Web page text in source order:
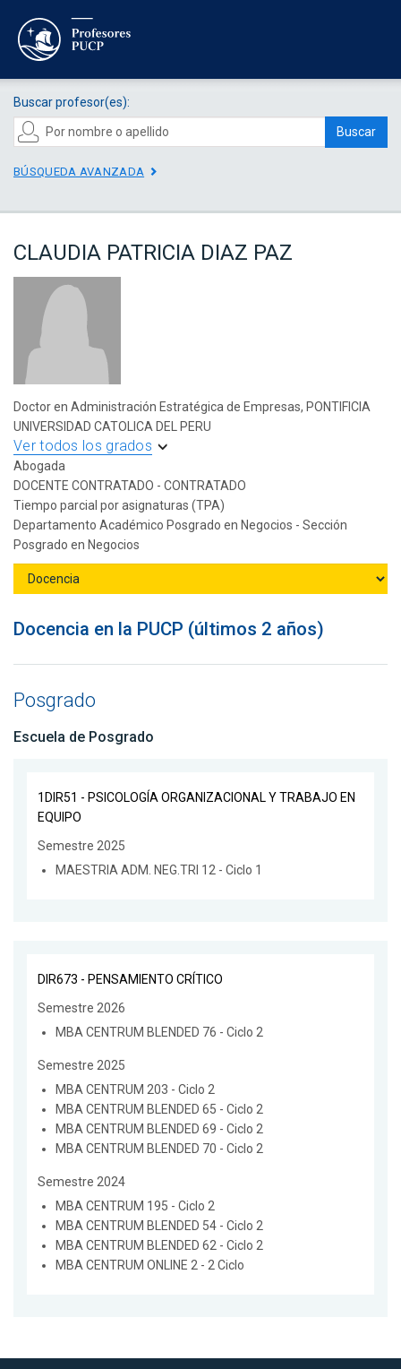
Buscar profesor(es):
Buscar
BÚSQUEDA AVANZADA
CLAUDIA PATRICIA DIAZ PAZ
Doctor en Administración Estratégica de Empresas, PONTIFICIA
UNIVERSIDAD CATOLICA DEL PERU
Ver todos los grados
Abogada
DOCENTE CONTRATADO - CONTRATADO
Tiempo parcial por asignaturas (TPA)
Departamento Académico Posgrado en Negocios - Sección
Posgrado en Negocios
Docencia en la PUCP (últimos 2 años)
Posgrado
Escuela de Posgrado
1DIR51 - PSICOLOGÍA ORGANIZACIONAL Y TRABAJO EN
EQUIPO
Semestre 2025
MAESTRIA ADM. NEG.TRI 12 - Ciclo 1
DIR673 - PENSAMIENTO CRÍTICO
Semestre 2026
MBA CENTRUM BLENDED 76 - Ciclo 2
Semestre 2025
MBA CENTRUM 203 - Ciclo 2
MBA CENTRUM BLENDED 65 - Ciclo 2
MBA CENTRUM BLENDED 69 - Ciclo 2
MBA CENTRUM BLENDED 70 - Ciclo 2
Semestre 2024
MBA CENTRUM 195 - Ciclo 2
MBA CENTRUM BLENDED 54 - Ciclo 2
MBA CENTRUM BLENDED 62 - Ciclo 2
MBA CENTRUM ONLINE 2 - 2 Ciclo